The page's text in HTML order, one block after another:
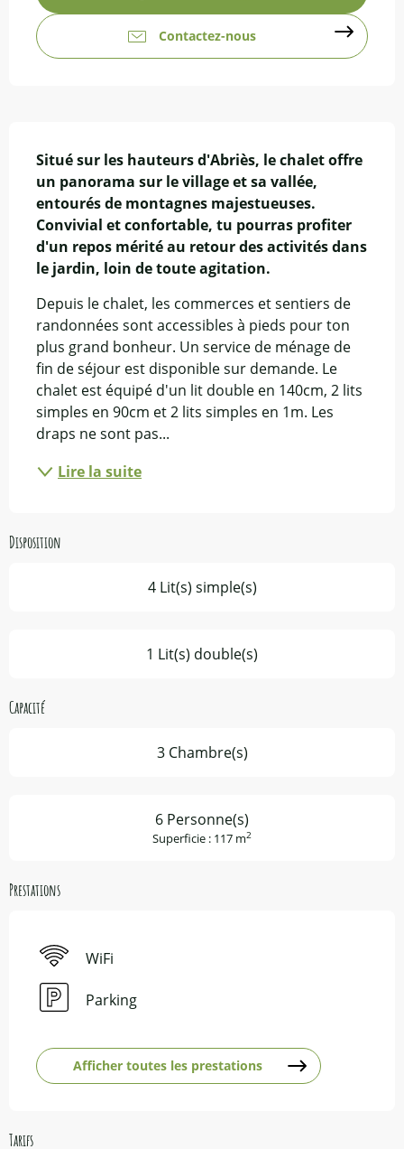
Contactez-nous
Situé sur les hauteurs d'Abriès, le chalet offre
un panorama sur le village et sa vallée,
entourés de montagnes majestueuses.
Convivial et confortable, tu pourras profiter
d'un repos mérité au retour des activités dans
le jardin, loin de toute agitation.
Depuis le chalet, les commerces et sentiers de
randonnées sont accessibles à pieds pour ton
plus grand bonheur. Un service de ménage de
fin de séjour est disponible sur demande. Le
chalet est équipé d'un lit double en 140cm, 2 lits
simples en 90cm et 2 lits simples en 1m. Les
draps ne sont pas...
Lire la suite
Disposition
4 Lit(s) simple(s)
1 Lit(s) double(s)
Capacité
3 Chambre(s)
6 Personne(s)
Superficie : 117 m2
Prestations
WiFi
Parking
Afficher toutes les prestations
Tarifs